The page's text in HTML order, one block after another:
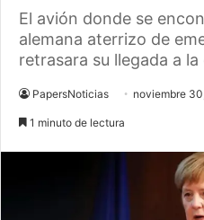
El avión donde se
alemana aterrizo de
retrasara su llegada a
PapersNoticias noviembre
1 minuto de lectura